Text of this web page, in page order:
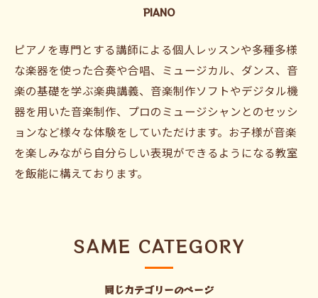
PIANO
ピアノを専門とする講師による個人レッスンや多種多様
な楽器を使った合奏や合唱、ミュージカル、ダンス、音
楽の基礎を学ぶ楽典講義、音楽制作ソフトやデジタル機
器を用いた音楽制作、プロのミュージシャンとのセッシ
ョンなど様々な体験をしていただけます。お子様が音楽
を楽しみながら自分らしい表現ができるようになる教室
を飯能に構えております。
同じカテゴリーのページ
SAME CATEGORY